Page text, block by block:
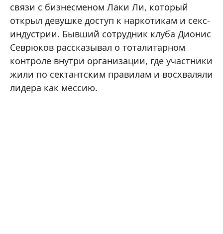
связи с бизнесменом Лаки Ли, который
открыл девушке доступ к наркотикам и секс-
индустрии. Бывший сотрудник клуба Дионис
Севрюков рассказывал о тоталитарном
контроле внутри организации, где участники
жили по сектантским правилам и восхваляли
лидера как мессию.